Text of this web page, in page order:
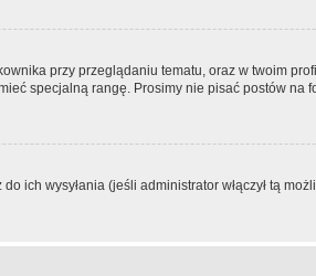
przy przeglądaniu tematu, oraz w twoim
specjalną rangę. Prosimy nie pisać postów
ich wysyłania (jeśli administrator włączył tą